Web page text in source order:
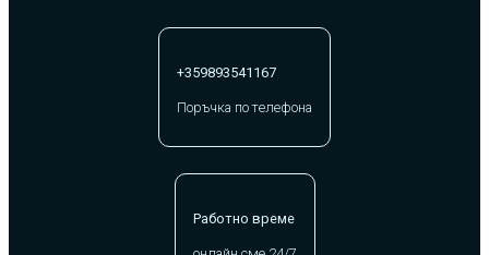
+359893541167
Поръчка по телефона
Работно време